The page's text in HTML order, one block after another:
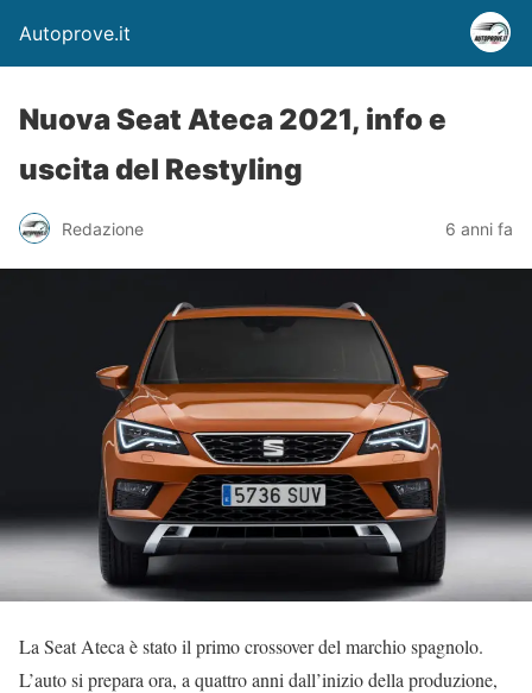
Autoprove.it
Nuova Seat Ateca 2021, info e
uscita del Restyling
Redazione 6 anni fa
La Seat Ateca è stato il primo crossover del marchio spagnolo.
L’auto si prepara ora, a quattro anni dall’inizio della produzione,